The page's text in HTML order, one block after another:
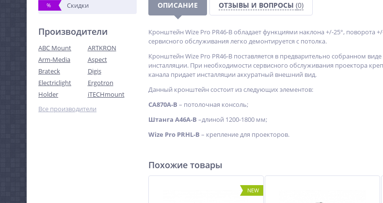
% Скидки
Производители
ABC Mount
ARTKRON
Arm-Media
Aspect
Brateck
Digis
Electriclight
Ergotron
Holder
iTECHmount
Все производители
ОПИСАНИЕ ОТЗЫВЫ И ВОПРОСЫ (0)
Кронштейн Wize Pro PR46-B обладает функциями наклона +/-25°, поворота
сервисного обслуживания легко демонтируется с потолка.
Кронштейн Wize Pro PR46-B поставляется в предварительно собранном
инсталляции. При необходимости сервисного обслуживания проектора
канала придает инсталляции аккуратный внешний вид.
Данный кронштейн состоит из следующих элементов:
CA870A-B – потолочная консоль;
Штанга A46A-B –длиной 1200-1800 мм;
Wize Pro PRHL-B – крепление для проекторов.
Похожие товары
NEW